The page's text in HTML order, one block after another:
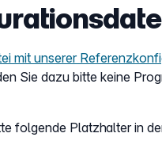
mit unserer
Sie dazu bitte keine
folgende Platzhalter in